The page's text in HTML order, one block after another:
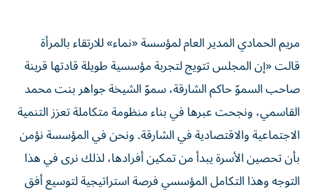
مريم الحمادي المدير العام لمؤسسة «نماء» للارتقاء بالمرأة
قالت «إن المجلس تتويج لتجربة مؤسسية طويلة قادتها قرينة
صاحب السموّ حاكم الشارقة، سموّ الشيخة جواهر بنت محمد
القاسمي، ونجحت عبرها في بناء منظومة متكاملة تعزز التنمية
الاجتماعية والاقتصادية في الشارقة. ونحن في المؤسسة نؤمن
بأن تحصين الأسرة يبدأ من تمكين أفرادها، لذلك نرى في هذا
التوجه وهذا التكامل المؤسسي فرصة استراتيجية لتوسيع أفق